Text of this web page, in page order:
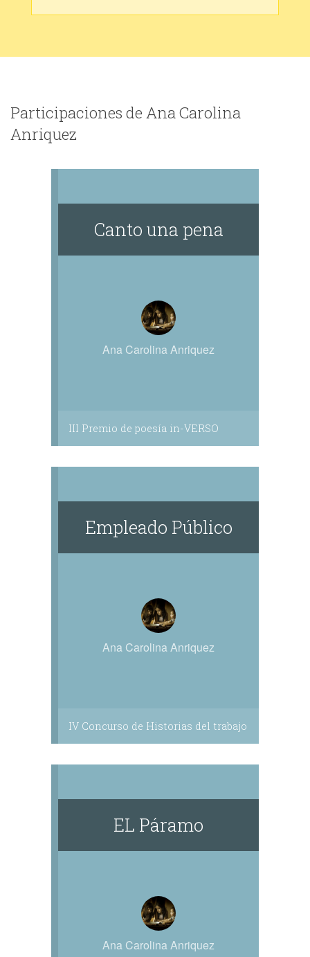
Participaciones de Ana Carolina
Anriquez
Canto una pena
Ana Carolina Anriquez
III Premio de poesía in-VERSO
Empleado Público
Ana Carolina Anriquez
IV Concurso de Historias del trabajo
EL Páramo
Ana Carolina Anriquez